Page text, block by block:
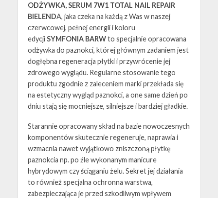
ODŻYWKA, SERUM 7W1 TOTAL NAIL REPAIR
BIELENDA, jaka czeka na każdą z Was w naszej
czerwcowej, pełnej energii i koloru
edycjiSYMFONIA BARWto specjalnie opracowana
odżywka do paznokci, której głównym zadaniem jest
dogłębna regeneracja płytki i przywrócenie jej
zdrowego wyglądu. Regularne stosowanie tego
produktu zgodnie z zaleceniem marki przekłada się
na estetyczny wygląd paznokci, a one same dzień po
dniu stają się mocniejsze, silniejsze i bardziej gładkie.
Starannie opracowany skład na bazie nowoczesnych
komponentów skutecznie regeneruje, naprawia i
wzmacnia nawet wyjątkowo zniszczoną płytkę
paznokcia np. po źle wykonanym manicure
hybrydowym czy ściąganiu żelu. Sekret jej działania
to również specjalna ochronna warstwa,
zabezpieczająca je przed szkodliwym wpływem